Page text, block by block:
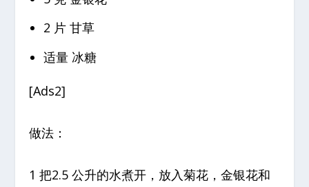
2 片 甘草
适量 冰糖
[Ads2]
做法：
1 把2.5 公升的水煮开，放入菊花，金银花和